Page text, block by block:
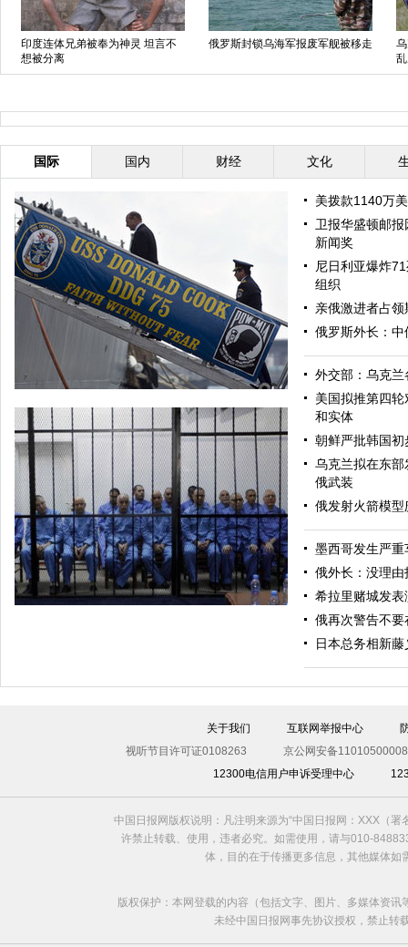
印度连体兄弟被奉为神灵 坦言不
想被分离
俄罗斯封锁乌海军报废军舰被移走
国际 国内 财经 文化
美军导弹驱逐舰抵达黑海旨在威慑俄罗斯
利比亚法庭开审卡扎菲政权高官
美拨款1140万
卫报华盛顿邮
新闻奖
尼日利亚爆炸
组织
亲俄激进者占
俄罗斯外长：
外交部：乌克
美国拟推第四
和实体
朝鲜严批韩国
乌克兰拟在东
俄武装
俄发射火箭模
墨西哥发生严
俄外长：没理
希拉里赌城发
俄再次警告不
日本总务相新
关于我们 互联网举报中心
视听节目许可证0108263
京公网安备
12300电信用户申诉受理中心
中国日报网版权说明：凡注明来源为“中国日报网：XXX（
许禁止转载、使用，违者必究。如需使用，请与010-
体，目的在于传播更多信息，其他媒体
版权保护：本网登载的内容（包括文字、图片、多媒体资
未经中国日报网事先协议授权，禁止转